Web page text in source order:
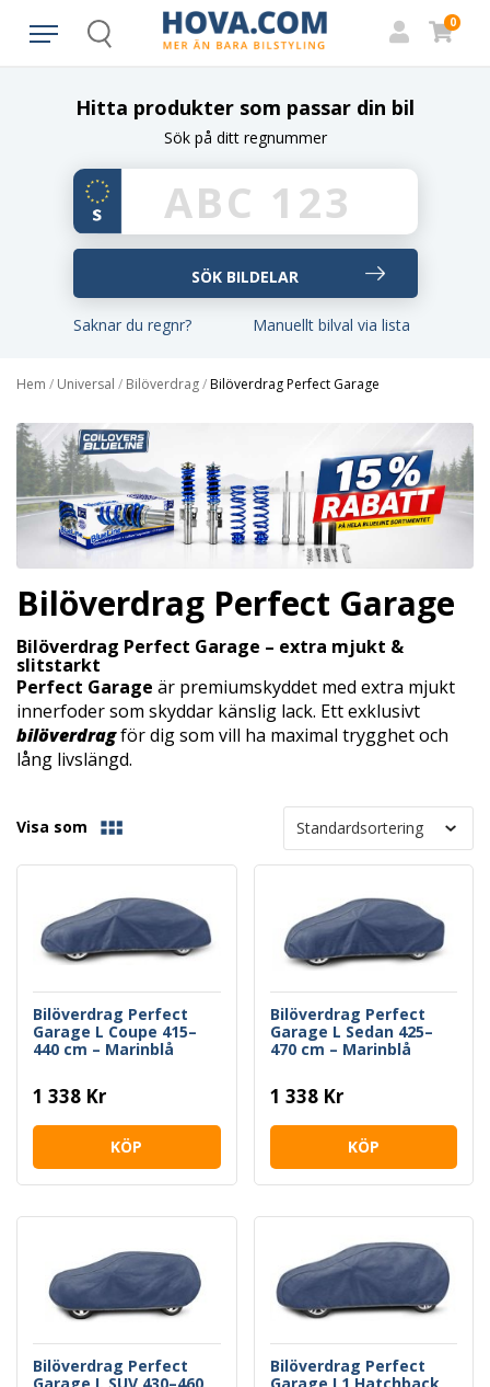
Search
0
Hitta produkter som passar din bil
Sök på ditt regnummer
Saknar du regnr? Manuellt bilval via lista
Hem / Universal / Bilöverdrag/Bilöverdrag Perfect Garage
Bilöverdrag Perfect Garage
Bilöverdrag Perfect Garage – extra mjukt &
slitstarkt
Perfect Garage är premiumskyddet med extra mjukt
innerfoder som skyddar känslig lack. Ett exklusivt
bilöverdragför dig som vill ha maximal trygghet och
lång livslängd.
Visa som
Bilöverdrag Perfect
Garage L Coupe 415–
440 cm – Marinblå
1 338 Kr
KÖP
Bilöverdrag Perfect
Garage L Sedan 425–
470 cm – Marinblå
1 338 Kr
KÖP
Bilöverdrag Perfect
Garage L SUV 430–460
Bilöverdrag Perfect
Garage L1 Hatchback